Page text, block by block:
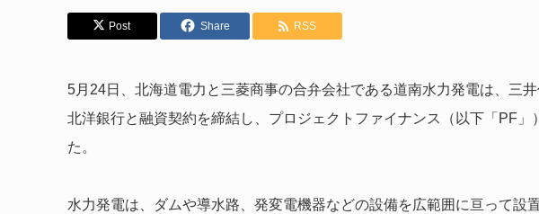
Post Share RSS
5月24日、北海道電力と三菱商事の合弁会社である道南水力発電は、三
北洋銀行と融資契約を締結し、プロジェクトファイナンス（以下「PF
た。
水力発電は、ダムや導水路、発変電機器などの設備を広範囲に亘って設